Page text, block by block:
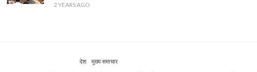
2 YEARS AGO
देश मुख्य समाचार